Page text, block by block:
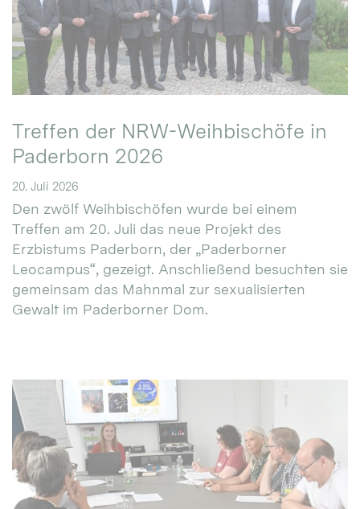
Treffen der NRW-Weihbischöfe in
Paderborn 2026
20. Juli 2026
Den zwölf Weihbischöfen wurde bei einem
Treffen am 20. Juli das neue Projekt des
Erzbistums Paderborn, der „Paderborner
Leocampus“, gezeigt. Anschließend besuchten sie
gemeinsam das Mahnmal zur sexualisierten
Gewalt im Paderborner Dom.